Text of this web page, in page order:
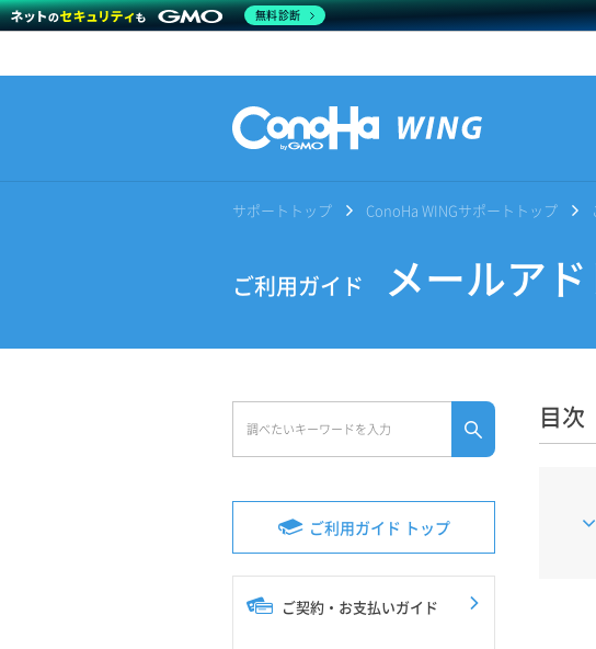
サポートトップ ConoHa WINGサポートトップ
ご利用ガイド メールア
ご利用ガイド トップ
ご契約・お支払いガイド
目次
無料診断